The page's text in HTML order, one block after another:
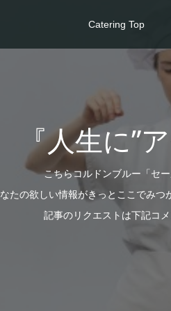
Catering Top
『人生に”
こちらコルドンブルー「セ
たの欲しい情報がきっとここでみつ
記事のリクエストは下記コ